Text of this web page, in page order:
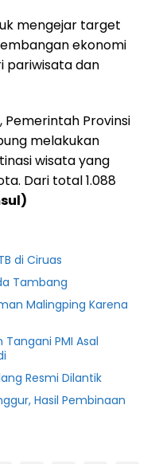
mengejar target
ekonomi
pariwisata dan
Pemerintah Provinsi
melakukan
wisata yang
Dari total 1.088
di Ciruas
Tambang
Malingping Karena
PMI Asal
Resmi Dilantik
Hasil Pembinaan